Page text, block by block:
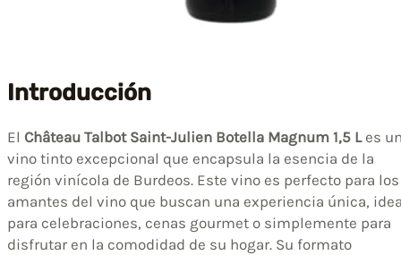
Introducción
El Château Talbot Saint-Julien Botella Magnum 1,5 Les
vino tinto excepcional que encapsula la esencia de la
región vinícola de Burdeos. Este vino es perfecto para los
amantes del vino que buscan una experiencia única,
para celebraciones, cenas gourmet o simplemente para
disfrutar en la comodidad de su hogar. Su formato